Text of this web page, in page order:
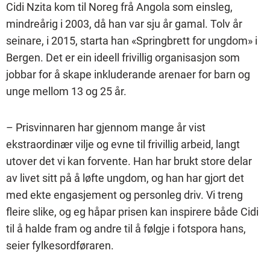
Cidi Nzita kom til Noreg frå Angola som einsleg,
mindreårig i 2003, då han var sju år gamal. Tolv år
seinare, i 2015, starta han «Springbrett for ungdom» i
Bergen. Det er ein ideell frivillig organisasjon som
jobbar for å skape inkluderande arenaer for barn og
unge mellom 13 og 25 år.
– Prisvinnaren har gjennom mange år vist
ekstraordinær vilje og evne til frivillig arbeid, langt
utover det vi kan forvente. Han har brukt store delar
av livet sitt på å løfte ungdom, og han har gjort det
med ekte engasjement og personleg driv. Vi treng
fleire slike, og eg håpar prisen kan inspirere både Cidi
til å halde fram og andre til å følgje i fotspora hans,
seier fylkesordføraren.